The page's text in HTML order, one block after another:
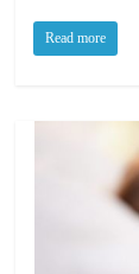
Read more